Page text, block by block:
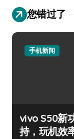
您错过了
手机新闻
vivo S50新
持，玩机效